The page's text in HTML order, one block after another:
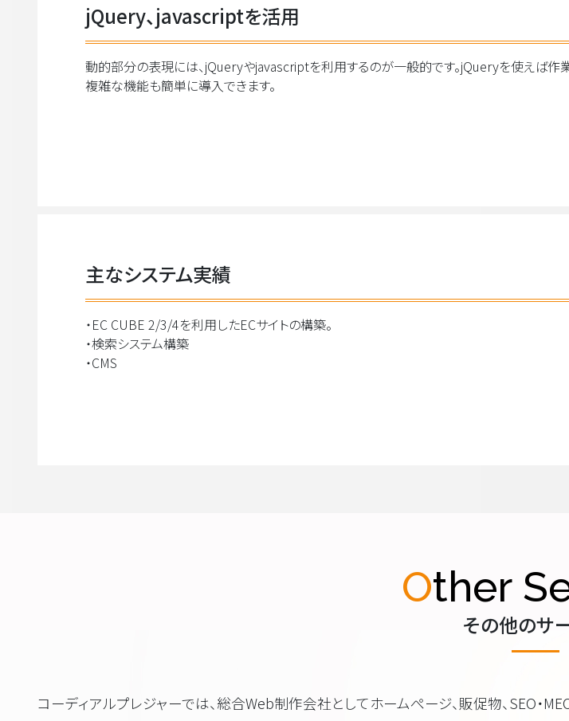
jQuery、javascriptを活用
動的部分の表現には、jQueryやjavascriptを利用するのが一般的です。jQueryを使えば作
複雑な機能も簡単に導入できます。
主なシステム実績
・EC CUBE 2/3/4を利用したECサイトの構築。
・検索システム構築
・CMS
Other
その他のサ
コーディアルプレジャーでは、総合Web制作会社としてホームぺージ、販促物、SEO・